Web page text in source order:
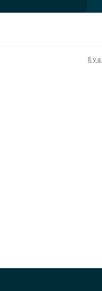
Il y